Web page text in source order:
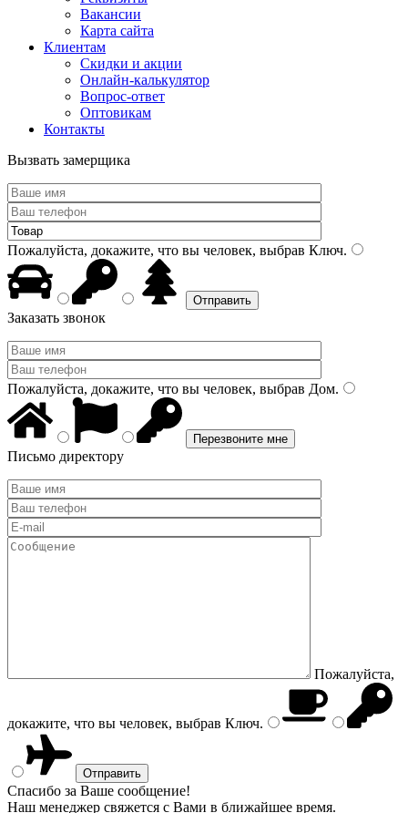
Вакансии
Карта сайта
Клиентам
Скидки и акции
Онлайн-калькулятор
Вопрос-ответ
Оптовикам
Контакты
Вызвать замерщика
Пожалуйста, докажите, что вы человек, выбрав Ключ.
Заказать звонок
Пожалуйста, докажите, что вы человек, выбрав Дом.
Письмо директору
Пожалуйста,
докажите, что вы человек, выбрав Ключ.
Спасибо за Ваше сообщение!
Наш менеджер свяжется с Вами в ближайшее время.